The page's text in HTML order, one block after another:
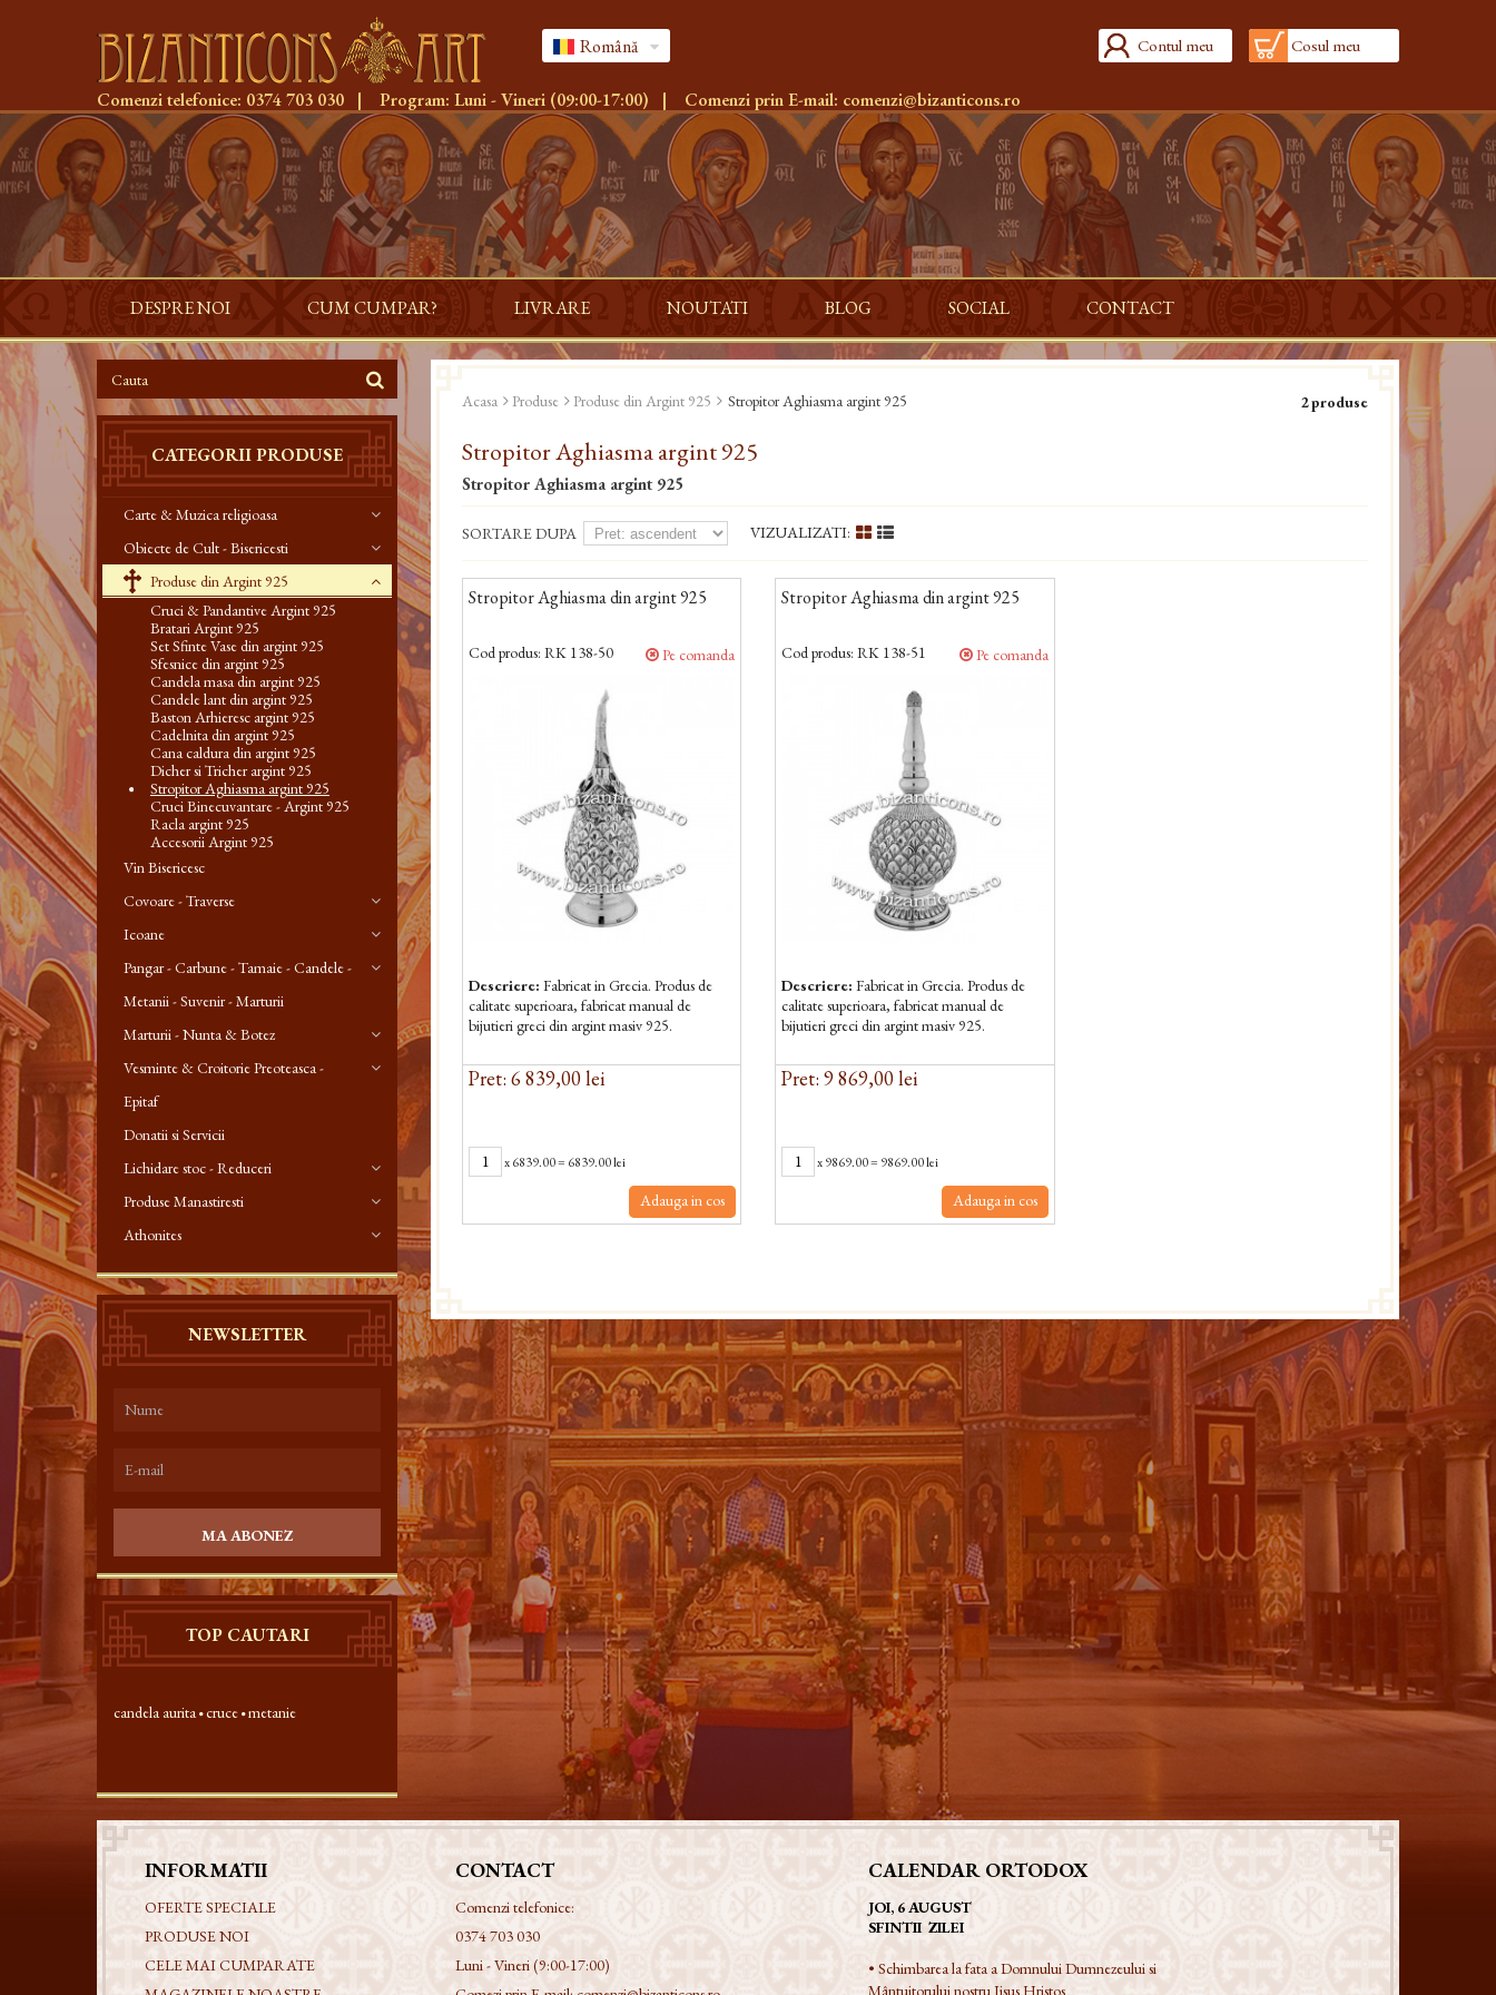
Română Contul meu Cosul meu
Comenzi telefonice: 0374 703 030 | Program: Luni - Vineri (09:00-17:00) | Comenzi prin E-mail: comenzi@bizanticons.ro
DESPRE NOI CUM CUMPAR? LIVRARE NOUTATI BLOG SOCIAL CONTACT
CATEGORII PRODUSE
Carte & Muzica religioasa
Obiecte de Cult - Bisericesti
Produse din Argint 925
Cruci & Pandantive Argint 925
Bratari Argint 925
Set Sfinte Vase din argint 925
Sfesnice din argint 925
Candela masa din argint 925
Candele lant din argint 925
Baston Arhieresc argint 925
Cadelnita din argint 925
Cana caldura din argint 925
Dicher si Tricher argint 925
Stropitor Aghiasma argint 925
Cruci Binecuvantare - Argint 925
Racla argint 925
Accesorii Argint 925
Vin Bisericesc
Covoare - Traverse
Icoane
Pangar - Carbune - Tamaie - Candele -
Metanii - Suvenir - Marturii
Marturii - Nunta & Botez
Vesminte & Croitorie Preoteasca -
Epitaf
Donatii si Servicii
Lichidare stoc - Reduceri
Produse Manastiresti
Athonites
NEWSLETTER
MA ABONEZ
TOP CAUTARI
candela aurita cruce metanie
Acasa Produse Produse din Argint 925 Stropitor Aghiasma argint 925 2 produse
Stropitor Aghiasma argint 925
Stropitor Aghiasma argint 925
SORTARE DUPA VIZUALIZATI:
Stropitor Aghiasma din argint 925
Cod produs: RK 138-50 Pe comanda
Descriere: Fabricat in Grecia. Produs de
calitate superioara, fabricat manual de
bijutieri greci din argint masiv 925.
Pret: 6 839,00 lei
x6839.00= 6839.00 lei
Adauga in cos
Stropitor Aghiasma din argint 925
Cod produs: RK 138-51 Pe comanda
Descriere:Fabricat in Grecia. Produs de
calitate superioara, fabricat manual de
bijutieri greci din argint masiv 925.
Pret: 9 869,00 lei
x9869.00= 9869.00 lei
Adauga in cos
INFORMATII
OFERTE SPECIALE
PRODUSE NOI
CELE MAI CUMPARATE
CONTACT
Comenzi telefonice:
0374 703 030
Luni - Vineri (9:00-17:00)
CALENDAR ORTODOX
JOI, 6 AUGUST
SFINTII ZILEI
• Schimbarea la fata a Domnului Dumnezeului si
Mântuitorului nostru Iisus Hristos